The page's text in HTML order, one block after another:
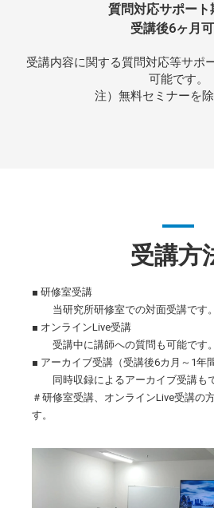
質問対応サポート
受講後6ヶ月
受講内容に関する質問対応等サポ
可能です。
注）無料セミナーを除
受講方
■ 研修室受講
当研究所研修室での対面受講です。
■ オンラインLive受講
受講中に講師への質問も可能です。
■ アーカイブ受講（受講後6カ月～1年間
同時収録によるアーカイブ受講もで
＃研修室受講、オンラインLive受講の
す。